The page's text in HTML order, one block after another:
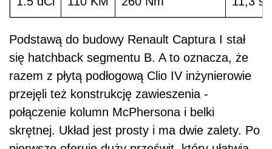
Podstawą do budowy Renault Captura I stał
się hatchback segmentu B. A to oznacza, że
razem z płytą podłogową Clio IV inżynierowie
przejęli też konstrukcję zawieszenia -
połączenie kolumn McPhersona i belki
skrętnej. Układ jest prosty i ma dwie zalety. Po